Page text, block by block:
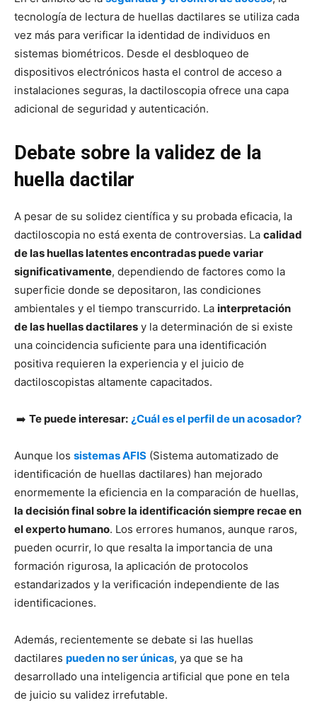
tecnología de lectura de huellas dactilares se utiliza cada
vez más para verificar la identidad de individuos en
sistemas biométricos. Desde el desbloqueo de
dispositivos electrónicos hasta el control de acceso a
instalaciones seguras, la dactiloscopia ofrece una capa
adicional de seguridad y autenticación.
Debate sobre la validez de la
huella dactilar
A pesar de su solidez científica y su probada eficacia, la
dactiloscopia no está exenta de controversias. La calidad
de las huellas latentes encontradas puede variar
significativamente, dependiendo de factores como la
superficie donde se depositaron, las condiciones
ambientales y el tiempo transcurrido. La interpretación
de las huellas dactilares y la determinación de si existe
una coincidencia suficiente para una identificación
positiva requieren la experiencia y el juicio de
dactiloscopistas altamente capacitados.
➡️ Te puede interesar: ¿Cuál es el perfil de un acosador?
Aunque los sistemas AFIS (Sistema automatizado de
identificación de huellas dactilares) han mejorado
enormemente la eficiencia en la comparación de huellas,
la decisión final sobre la identificación siempre recae en
el experto humano. Los errores humanos, aunque raros,
pueden ocurrir, lo que resalta la importancia de una
formación rigurosa, la aplicación de protocolos
estandarizados y la verificación independiente de las
identificaciones.
Además, recientemente se debate si las huellas
dactilares pueden no ser únicas, ya que se ha
desarrollado una inteligencia artificial que pone en tela
de juicio su validez irrefutable.